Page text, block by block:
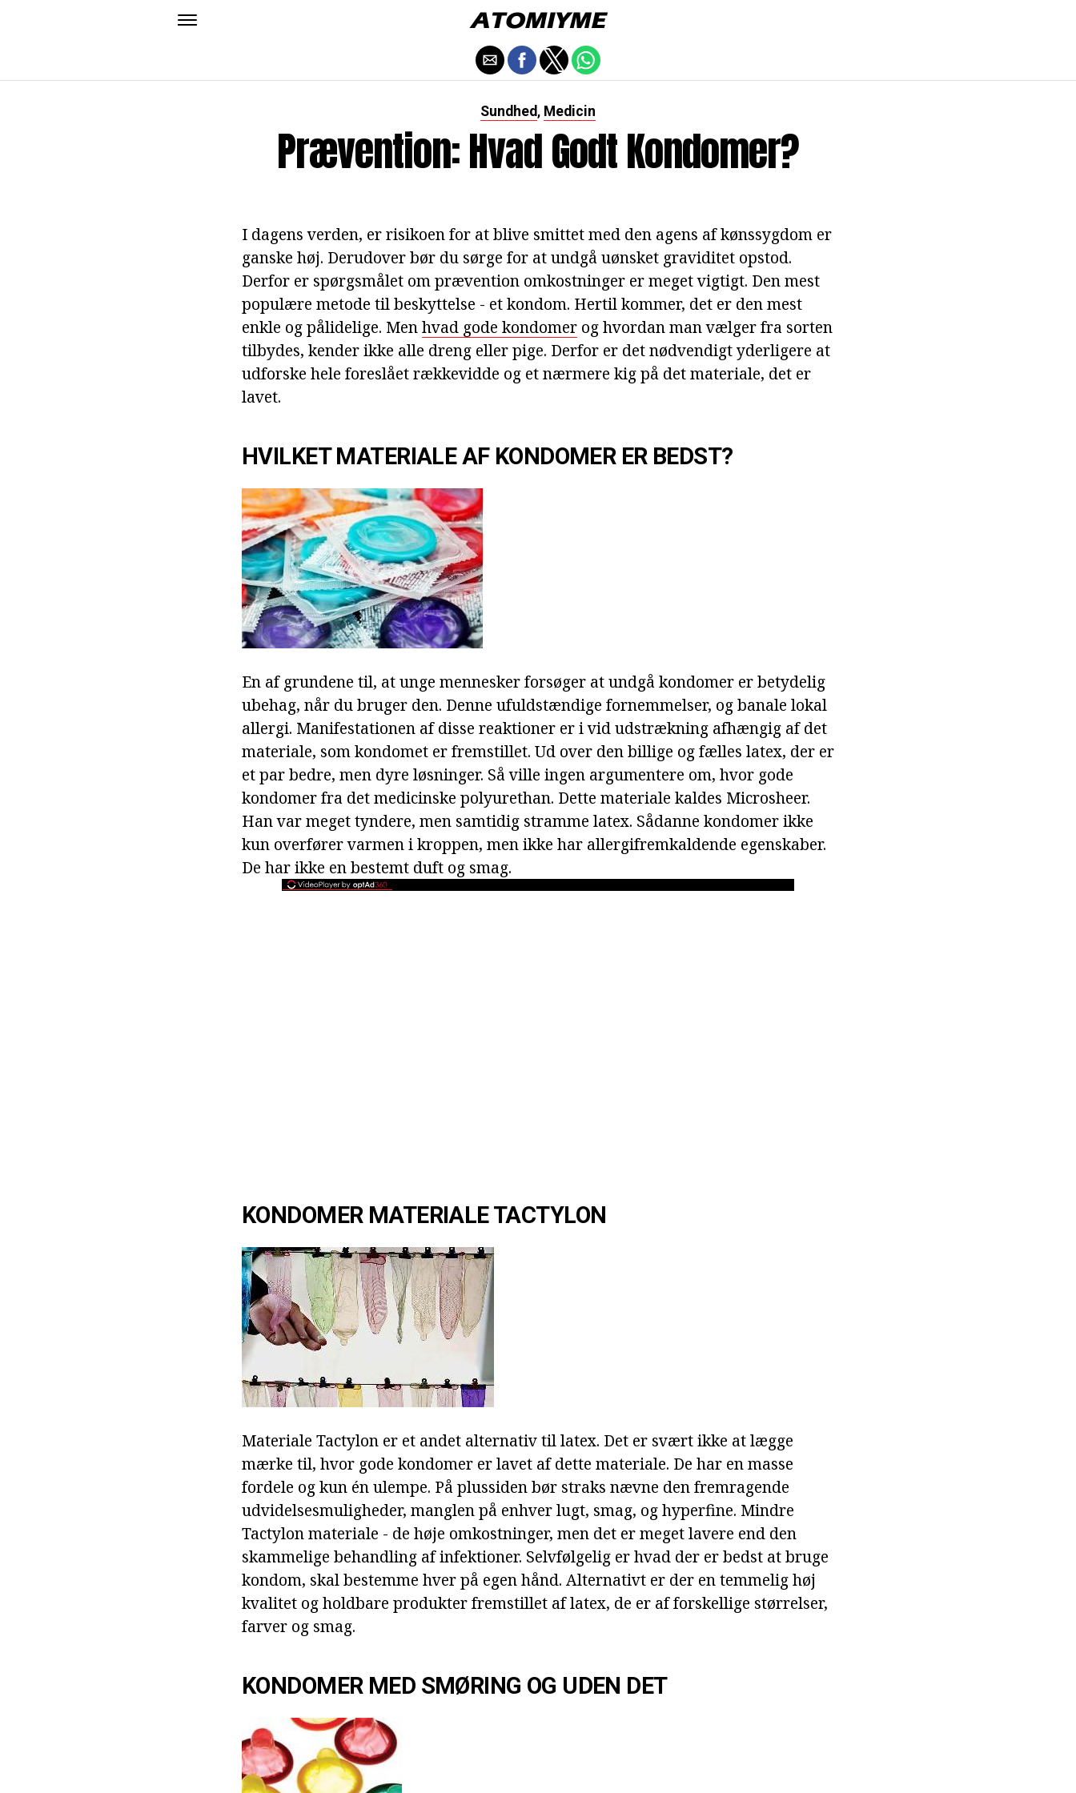
Sundhed, Medicin
Prævention: Hvad Godt Kondomer?
I dagens verden, er risikoen for at blive smittet med den agens af kønssygdom er
ganske høj. Derudover bør du sørge for at undgå uønsket graviditet opstod.
Derfor er spørgsmålet om prævention omkostninger er meget vigtigt. Den mest
populære metode til beskyttelse - et kondom. Hertil kommer, det er den mest
enkle og pålidelige. Menhvad gode kondomer og hvordan man vælger fra sorten
tilbydes, kender ikke alle dreng eller pige. Derfor er det nødvendigt yderligere at
udforske hele foreslået rækkevidde og et nærmere kig på det materiale, det er
lavet.
HVILKET MATERIALE AF KONDOMER ER BEDST?
En af grundene til, at unge mennesker forsøger at undgå kondomer er betydelig
ubehag, når du bruger den. Denne ufuldstændige fornemmelser, og banale lokal
allergi. Manifestationen af disse reaktioner er i vid udstrækning afhængig af det
materiale, som kondomet er fremstillet. Ud over den billige og fælles latex, der er
et par bedre, men dyre løsninger. Så ville ingen argumentere om, hvor gode
kondomer fra det medicinske polyurethan. Dette materiale kaldes Microsheer.
Han var meget tyndere, men samtidig stramme latex. Sådanne kondomer ikke
kun overfører varmen i kroppen, men ikke har allergifremkaldende egenskaber.
De har ikke en bestemt duft og smag.
KONDOMER MATERIALE TACTYLON
Materiale Tactylon er et andet alternativ til latex. Det er svært ikke at lægge
mærke til, hvor gode kondomer er lavet af dette materiale. De har en masse
fordele og kun én ulempe. På plussiden bør straks nævne den fremragende
udvidelsesmuligheder, manglen på enhver lugt, smag, og hyperfine. Mindre
Tactylon materiale - de høje omkostninger, men det er meget lavere end den
skammelige behandling af infektioner. Selvfølgelig er hvad der er bedst at bruge
kondom, skal bestemme hver på egen hånd. Alternativt er der en temmelig høj
kvalitet og holdbare produkter fremstillet af latex, de er af forskellige størrelser,
farver og smag.
KONDOMER MED SMØRING OG UDEN DET